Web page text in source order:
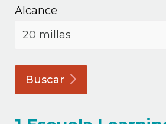
Alcance
Buscar